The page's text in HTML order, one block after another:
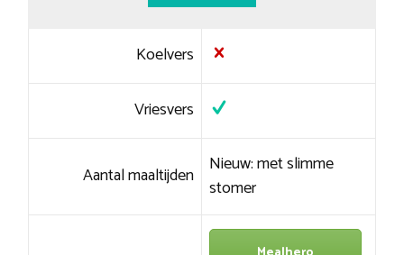
Koelvers
Vriesvers
Aantal maaltijden Nieuw: met slimme
stomer